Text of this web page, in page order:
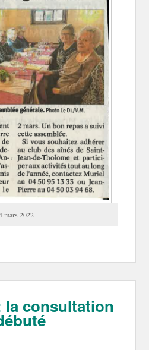
mars 2022
la consultation